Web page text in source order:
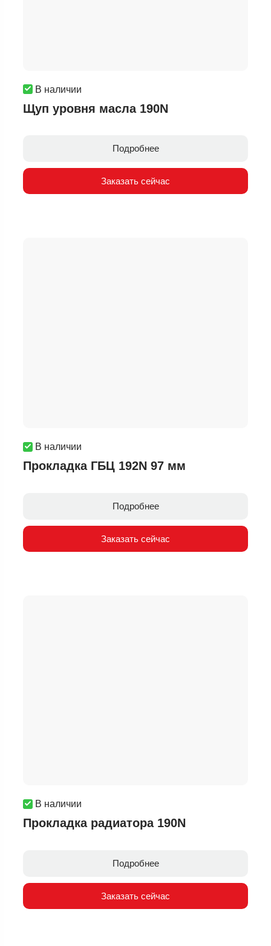
В наличии
Щуп уровня масла 190N
Подробнее
Заказать сейчас
В наличии
Прокладка ГБЦ 192N 97 мм
Подробнее
Заказать сейчас
В наличии
Прокладка радиатора 190N
Подробнее
Заказать сейчас